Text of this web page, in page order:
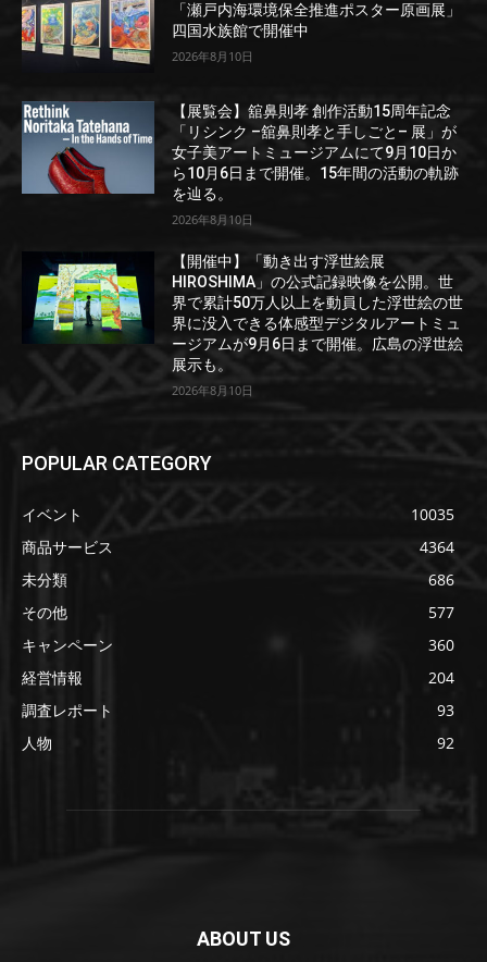
「瀬戸内海環境保全推進ポスター原画展」
四国水族館で開催中
2026年8月10日
【展覧会】舘鼻則孝 創作活動15周年記念
「リシンク –舘鼻則孝と手しごと– 展」が
女子美アートミュージアムにて9月10日か
ら10月6日まで開催。15年間の活動の軌跡
を辿る。
2026年8月10日
【開催中】「動き出す浮世絵展
HIROSHIMA」の公式記録映像を公開。世
界で累計50万人以上を動員した浮世絵の世
界に没入できる体感型デジタルアートミュ
ージアムが9月6日まで開催。広島の浮世絵
展示も。
2026年8月10日
POPULAR CATEGORY
イベント
10035
商品サービス
4364
未分類
686
その他
577
キャンペーン
360
経営情報
204
調査レポート
93
人物
92
ABOUT US